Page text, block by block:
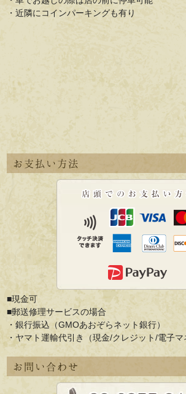
・近隣にコインパーキングも有り
お支払い方法
■現金可
■郵送修理サービスの場合
・銀行振込（GMOあおぞらネット銀行）
・ヤマト運輸代引き（現金/クレジット/電子マ
お問い合わせ